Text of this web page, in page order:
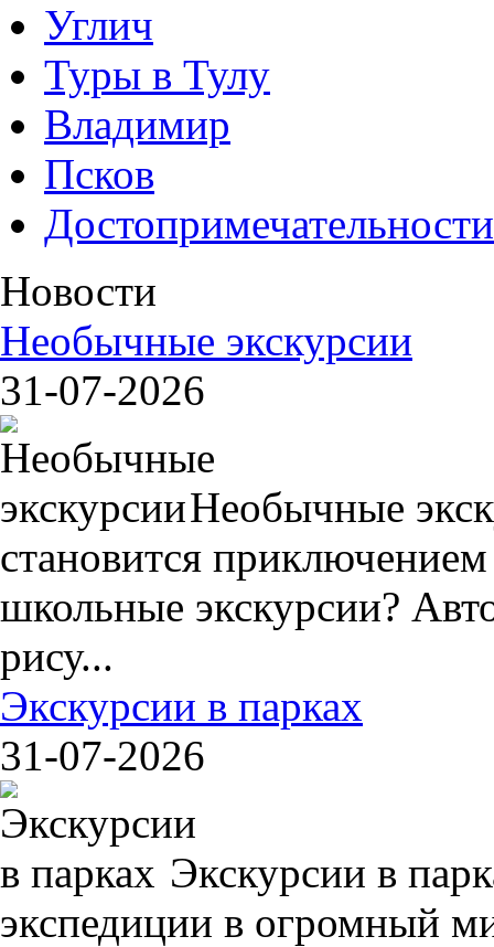
Углич
Туры в Тулу
Владимир
Псков
Достопримечательности
Новости
Необычные экскурсии
31-07-2026
Необычные
становится
школьные экскурсии?
рису...
Экскурсии в парках
31-07-2026
Экскурсии в
экспедиции в огромный